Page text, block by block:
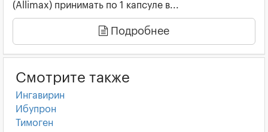
(Allimax) принимать по 1 капсуле в...
Подробнее
Смотрите также
Ингавирин
Ибупрон
Тимоген